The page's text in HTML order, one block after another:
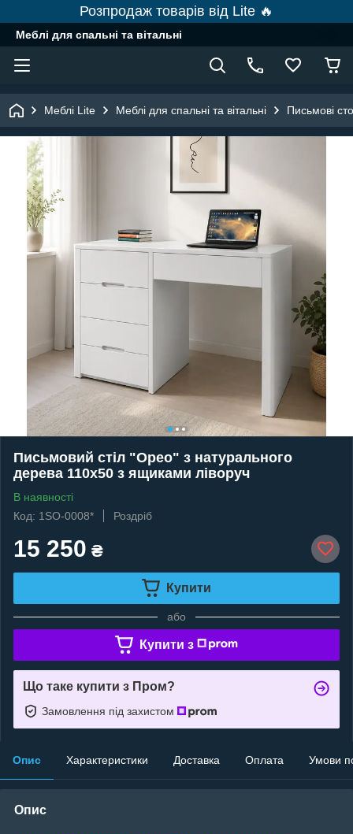
Розпродаж товарів від Lite 🔥
Меблі для спальні та вітальні
Меблі Lite Меблі для спальні та вітальні Письмові
Письмовий стіл "Орео" з натурального
дерева 110х50 з ящиками ліворуч
В наявності
Код: 1SO-0008*
Роздріб
15 250 ₴
Купити
або
Купити з
Що таке купити з Пром?
Замовлення під захистом
Опис Характеристики Доставка Оплата Умови
Опис